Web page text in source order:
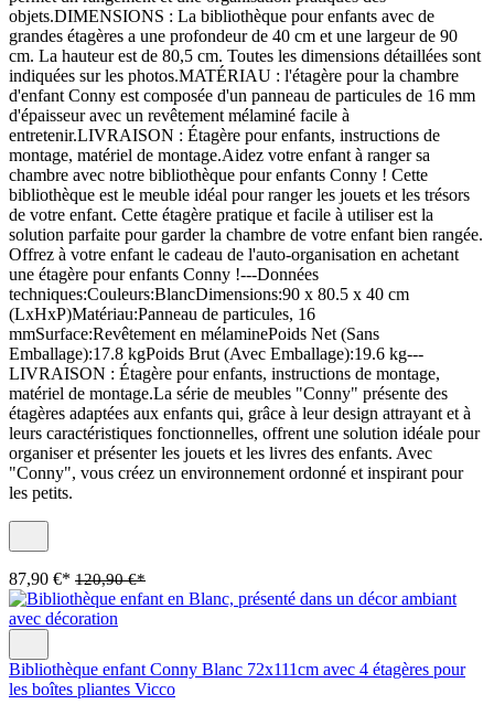
objets.DIMENSIONS : La bibliothèque pour enfants avec de
grandes étagères a une profondeur de 40 cm et une largeur de 90
cm. La hauteur est de 80,5 cm. Toutes les dimensions détaillées sont
indiquées sur les photos.MATÉRIAU : l'étagère pour la chambre
d'enfant Conny est composée d'un panneau de particules de 16 mm
d'épaisseur avec un revêtement mélaminé facile à
entretenir.LIVRAISON : Étagère pour enfants, instructions de
montage, matériel de montage.Aidez votre enfant à ranger sa
chambre avec notre bibliothèque pour enfants Conny ! Cette
bibliothèque est le meuble idéal pour ranger les jouets et les trésors
de votre enfant. Cette étagère pratique et facile à utiliser est la
solution parfaite pour garder la chambre de votre enfant bien rangée.
Offrez à votre enfant le cadeau de l'auto-organisation en achetant
une étagère pour enfants Conny !---Données
techniques:Couleurs:BlancDimensions:90 x 80.5 x 40 cm
(LxHxP)Matériau:Panneau de particules, 16
mmSurface:Revêtement en mélaminePoids Net (Sans
Emballage):17.8 kgPoids Brut (Avec Emballage):19.6 kg---
LIVRAISON : Étagère pour enfants, instructions de montage,
matériel de montage.La série de meubles "Conny" présente des
étagères adaptées aux enfants qui, grâce à leur design attrayant et à
leurs caractéristiques fonctionnelles, offrent une solution idéale pour
organiser et présenter les jouets et les livres des enfants. Avec
"Conny", vous créez un environnement ordonné et inspirant pour
les petits.
87,90 €* 120,90 €*
Bibliothèque enfant Conny Blanc 72x111cm avec 4 étagères pour
les boîtes pliantes Vicco